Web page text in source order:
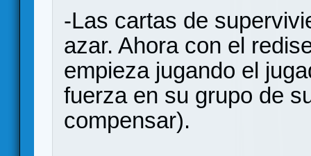
-Las cartas de
azar. Ahora con el
empieza jugando el
fuerza en su grupo de
compensar).